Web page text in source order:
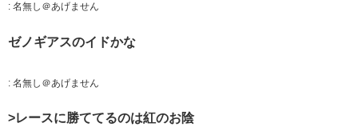
: 名無し＠あげません
ゼノギアスのイドかな
: 名無し＠あげません
>レースに勝ててるのは紅のお陰